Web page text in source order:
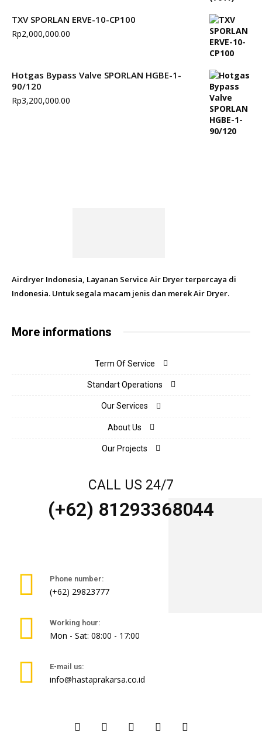
TXV SPORLAN ERVE-10-CP100
Rp2,000,000.00
Hotgas Bypass Valve SPORLAN HGBE-1-
90/120
Rp3,200,000.00
Airdryer Indonesia, Layanan Service Air Dryer terpercaya di
Indonesia. Untuk segala macam jenis dan merek Air Dryer.
More informations
Term Of Service
Standart Operations
Our Services
About Us
Our Projects
CALL US 24/7
(+62) 81293368044
Phone number:
(+62) 29823777
Working hour:
Mon - Sat: 08:00 - 17:00
E-mail us:
info@hastaprakarsa.co.id